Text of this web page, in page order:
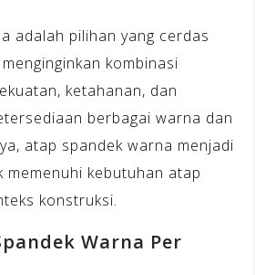
adalah pilihan yang cerdas
kombinasi
ketahanan, dan
berbagai warna dan
atap spandek warna menjadi
kebutuhan atap
konstruksi.
Warna Per